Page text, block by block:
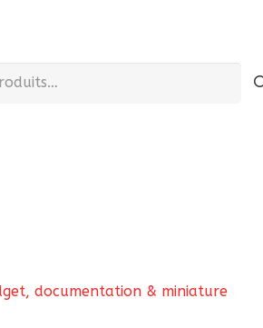
documentation & miniature